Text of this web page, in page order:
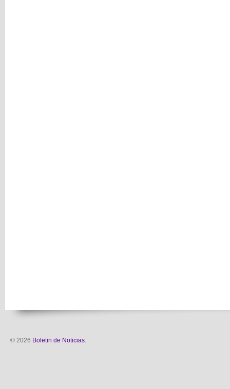
© 2026 Boletin de Noticias.